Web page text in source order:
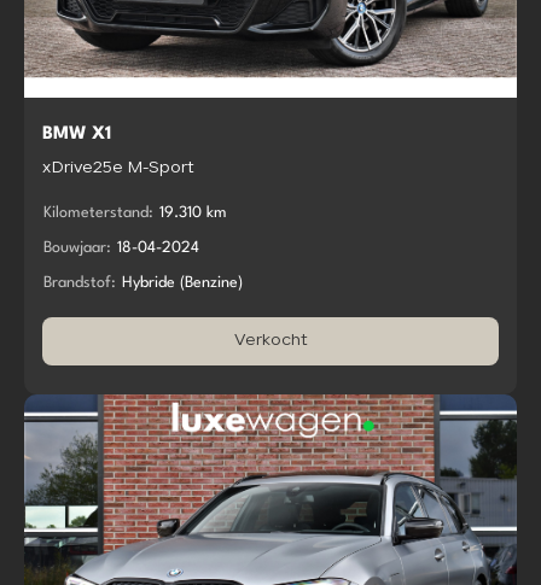
BMW X1
xDrive25e M-Sport
Kilometerstand: 19.310 km
Bouwjaar: 18-04-2024
Brandstof: Hybride (Benzine)
Verkocht